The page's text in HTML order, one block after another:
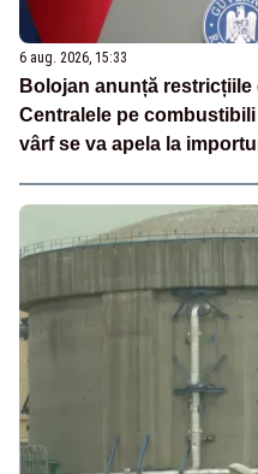
6 aug. 2026, 15:33
Bolojan anunță
Centralele pe
vârf se va apela la